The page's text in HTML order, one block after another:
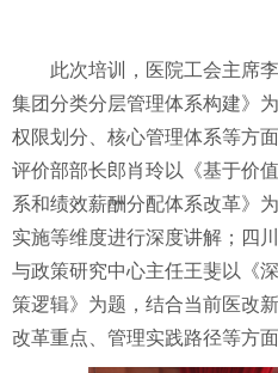
此次培训，医院工会主席
集团分类分层管理体系构建》
权限划分、核心管理体系等方
评价部部长郎肖玲以《基于价
系和绩效薪酬分配体系改革》
实施等维度进行深度讲解；四
与政策研究中心主任王斐以《
策逻辑》为题，结合当前医改
改革重点、管理实践路径等方